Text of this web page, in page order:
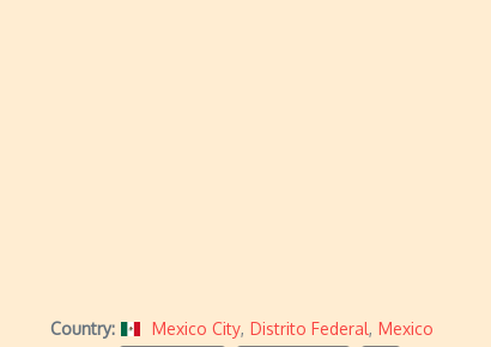
Country: Mexico City, Distrito Federal, Mexico